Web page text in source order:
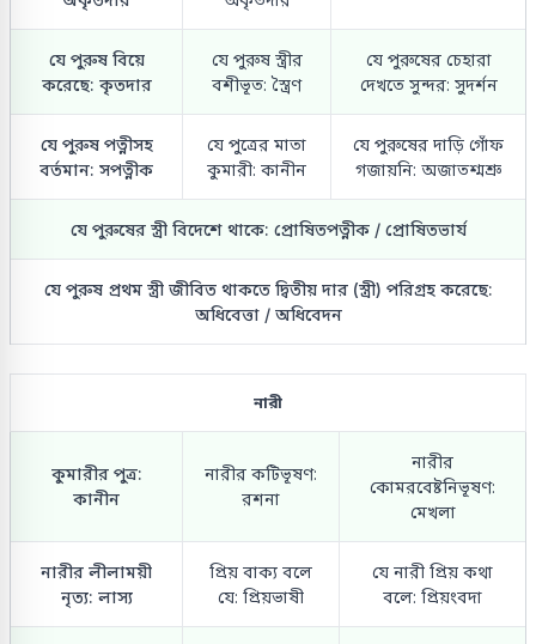
যে পুরুষ বিয়ে
করেছে: কৃতদার
যে পুরুষ স্ত্রীর
বশীভূত: স্ত্রৈণ
যে পুরুষের চেহারা
দেখতে সুন্দর: সুদর্শন
যে পুরুষ পত্নীসহ
বর্তমান: সপত্নীক
যে পুত্রের মাতা
কুমারী: কানীন
যে পুরুষের দাড়ি গোঁফ
গজায়নি: অজাতশ্মশ্রু
যে পুরুষের স্ত্রী বিদেশে থাকে: প্রোষিতপত্নীক / প্রোষিতভার্য
যে পুরুষ প্রথম স্ত্রী জীবিত থাকতে দ্বিতীয় দার (স্ত্রী) পরিগ্রহ করেছে:
অধিবেত্তা / অধিবেদন
নারী
কুমারীর পুত্র:
কানীন
নারীর কটিভূষণ:
রশনা
নারীর
কোমরবেষ্টনিভূষণ:
মেখলা
নারীর লীলাময়ী
নৃত্য: লাস্য
প্রিয় বাক্য বলে
যে: প্রিয়ভাষী
যে নারী প্রিয় কথা
বলে: প্রিয়ংবদা